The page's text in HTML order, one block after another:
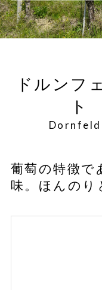
ドルンフ
ト
葡萄の特徴で
味。ほんのり